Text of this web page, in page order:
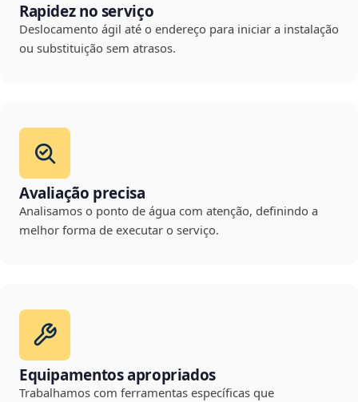
Rapidez no serviço
Deslocamento ágil até o endereço para iniciar a instalação
ou substituição sem atrasos.
Avaliação precisa
Analisamos o ponto de água com atenção, definindo a
melhor forma de executar o serviço.
Equipamentos apropriados
Trabalhamos com ferramentas específicas que